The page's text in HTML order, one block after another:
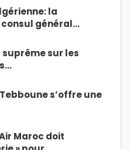
la
général…
suprême sur les
s’offre une
Maroc doit